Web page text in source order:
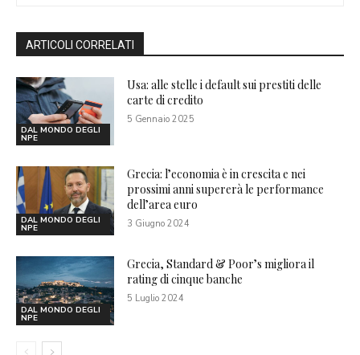
ARTICOLI CORRELATI
DAL MONDO DEGLI
NPE
Usa: alle stelle i default sui prestiti delle
carte di credito
5 Gennaio 2025
DAL MONDO DEGLI
NPE
Grecia: l’economia è in crescita e nei
prossimi anni supererà le performance
dell’area euro
3 Giugno 2024
DAL MONDO DEGLI
NPE
Grecia, Standard & Poor’s migliora il
rating di cinque banche
5 Luglio 2024